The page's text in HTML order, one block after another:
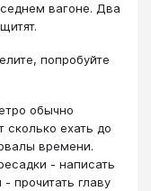
вагоне. Два
попробуйте
обычно
ехать до
времени.
- написать
прочитать главу